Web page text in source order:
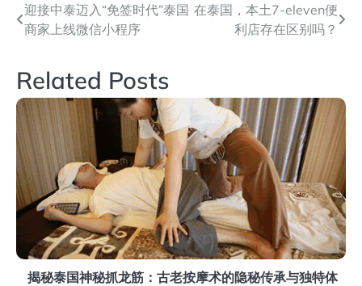
文
章
导
航
迎接中泰迈入“免签时代”泰国
商家上线微信小程序
在泰国，本土7-eleven便
利店存在区别吗？
Related Posts
揭秘泰国神秘抓龙筋：古老按摩术的隐秘传承与独特体